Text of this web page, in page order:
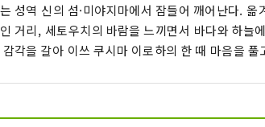
의 섬·미야지마에서 잠들어 깨어난다. 옮겨가는 사계절, 야마야마로 이
거리, 세토우치의 바람을 느끼면서 바다와 하늘에
각을 갈아 이쓰 쿠시마 이로하의 한 때 마음을 풀